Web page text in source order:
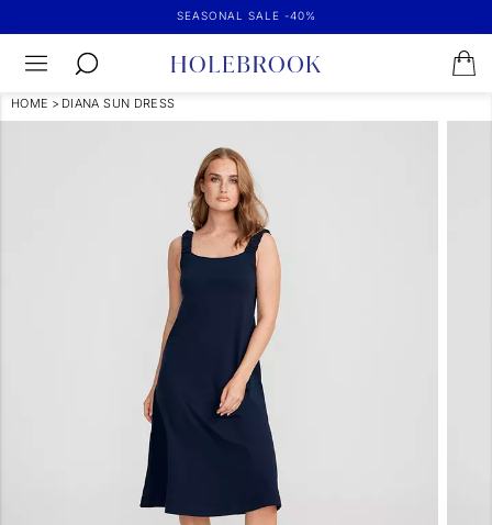
SEASONAL SALE -40%
HOME > DIANA SUN DRESS